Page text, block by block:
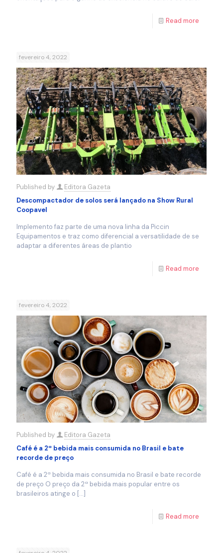
Read more
fevereiro 4, 2022
Published by
Editora Gazeta
Descompactador de solos será lançado na Show Rural
Coopavel
Implemento faz parte de uma nova linha da Piccin
Equipamentos e traz como diferencial a versatilidade de se
adaptar a diferentes áreas de plantio
Read more
fevereiro 4, 2022
Published by
Editora Gazeta
Café é a 2ª bebida mais consumida no Brasil e bate
recorde de preço
Café é a 2ª bebida mais consumida no Brasil e bate recorde
de preço O preço da 2ª bebida mais popular entre os
brasileiros atinge o […]
Read more